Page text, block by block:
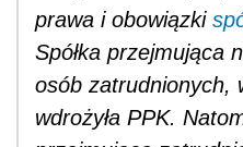
prawa i obowiązki
Spółka przejmująca
osób zatrudnionych,
wdrożyła PPK.